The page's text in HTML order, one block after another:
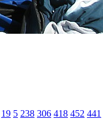
19 5 238 306 418 452 441